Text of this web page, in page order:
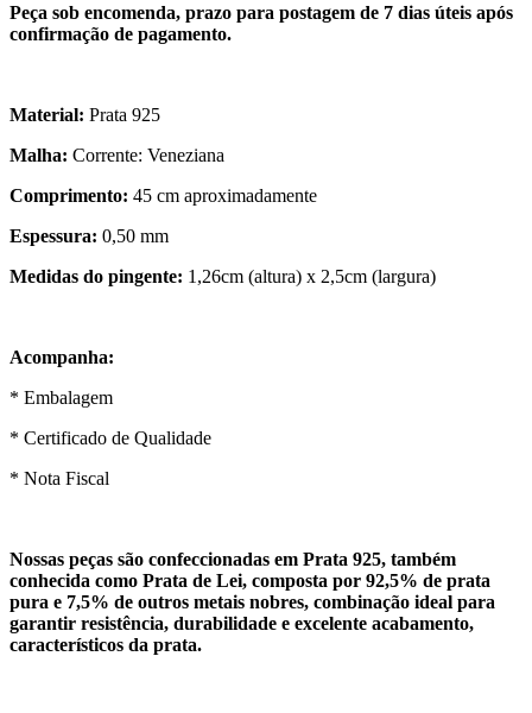
Peça sob encomenda, prazo para postagem de 7 dias úteis após
confirmação de pagamento.
Material: Prata 925
Malha: Corrente: Veneziana
Comprimento: 45 cm aproximadamente
Espessura: 0,50 mm
Medidas do pingente: 1,26cm (altura) x 2,5cm (largura)
Acompanha:
* Embalagem
* Certificado de Qualidade
* Nota Fiscal
Nossas peças são confeccionadas em Prata 925, também
conhecida como Prata de Lei, composta por 92,5% de prata
pura e 7,5% de outros metais nobres, combinação ideal para
garantir resistência, durabilidade e excelente acabamento,
característicos da prata.